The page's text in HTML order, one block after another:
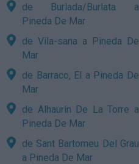
de Burlada/Burlata a
Pineda De Mar
de Vila-sana a Pineda De
Mar
de Barraco, El a Pineda De
Mar
de Alhaurín De La Torre a
Pineda De Mar
de Sant Bartomeu Del Grau
a Pineda De Mar